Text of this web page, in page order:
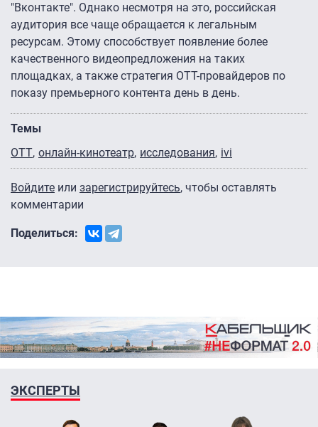
"Вконтакте". Однако несмотря на это, российская
аудитория все чаще обращается к легальным
ресурсам. Этому способствует появление более
качественного видеопредложения на таких
площадках, а также стратегия OTT-провайдеров по
показу премьерного контента день в день.
Темы
OTT онлайн-кинотеатр исследования ivi
Войдите или зарегистрируйтесь, чтобы оставлять
комментарии
Поделиться:
ЭКСПЕРТЫ